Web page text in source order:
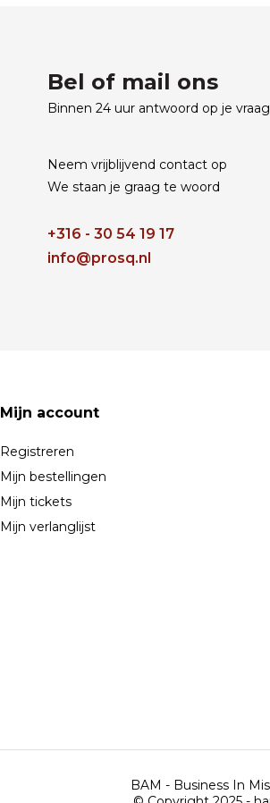
Bel of mail ons
Binnen 24 uur antwoord op je vraag
Neem vrijblijvend contact op
We staan je graag te woord
+316 - 30 54 19 17
info@prosq.nl
Mijn account
Registreren
Mijn bestellingen
Mijn tickets
Mijn verlanglijst